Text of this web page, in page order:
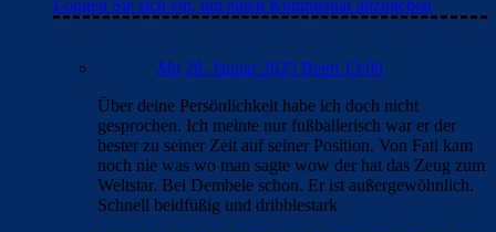
Loggen Sie sich ein, um einen Kommentar abzugeben
Mo 28. Januar 2025 Beim 13:09
Über deine Persönlichkeit habe ich doch nicht
gesprochen. Ich meinte nur fußballerisch war er der
bester zu seiner Zeit auf seiner Position. Von Fati kam
noch nie was wo man sagte wow der hat das Zeug zum
Weltstar. Bei Dembele schon. Er ist außergewöhnlich.
Schnell beidfüßig und dribblestark